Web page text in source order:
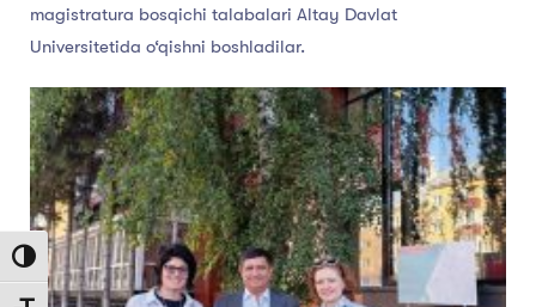
Toggle High Contrast
magistratura bosqichi talabalari Altay Davlat
Universitetida o‘qishni boshladilar.